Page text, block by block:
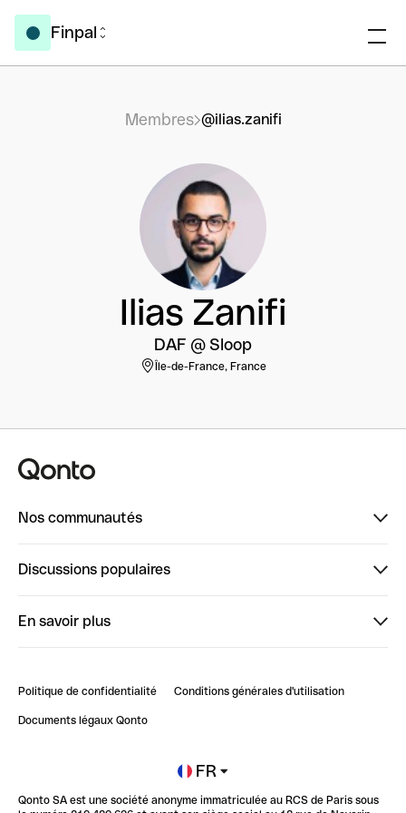
Finpal
Membres @ilias.zanifi
Ilias Zanifi
DAF @ Sloop
Île-de-France, France
Nos communautés
ClubQonto
Discussions populaires
Impact de l'IA sur les carrières/productivité
En savoir plus
Blog
Newsroom
Glossaire finance
Politique de confidentialité Conditions générales d'utilisation
Documents légaux Qonto
FR
Qonto SA est une société anonyme immatriculée au RCS de Paris sous